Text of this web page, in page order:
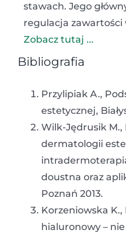
stawach. Jego
regulacja
Zobacz tutaj ...
Bibliografia
Przylipiak A.,
estetycznej,
Wilk-Jędrusik
dermatologii
doustna oraz
Poznań 2013.
Korzeniowska K.,
hialuronowy –